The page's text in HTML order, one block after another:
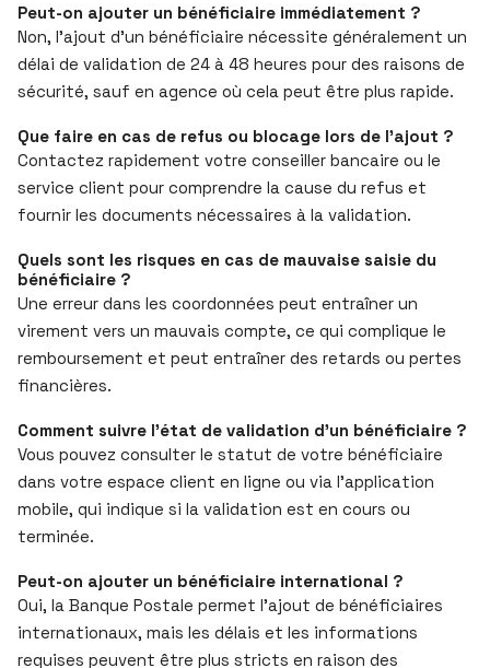
Peut-on ajouter un bénéficiaire immédiatement ?
Non, l’ajout d’un bénéficiaire nécessite généralement un
délai de validation de 24 à 48 heures pour des raisons de
sécurité, sauf en agence où cela peut être plus rapide.
Que faire en cas de refus ou blocage lors de l’ajout ?
Contactez rapidement votre conseiller bancaire ou le
service client pour comprendre la cause du refus et
fournir les documents nécessaires à la validation.
Quels sont les risques en cas de mauvaise saisie du
bénéficiaire ?
Une erreur dans les coordonnées peut entraîner un
virement vers un mauvais compte, ce qui complique le
remboursement et peut entraîner des retards ou pertes
financières.
Comment suivre l’état de validation d’un bénéficiaire ?
Vous pouvez consulter le statut de votre bénéficiaire
dans votre espace client en ligne ou via l’application
mobile, qui indique si la validation est en cours ou
terminée.
Peut-on ajouter un bénéficiaire international ?
Oui, la Banque Postale permet l’ajout de bénéficiaires
internationaux, mais les délais et les informations
requises peuvent être plus stricts en raison des